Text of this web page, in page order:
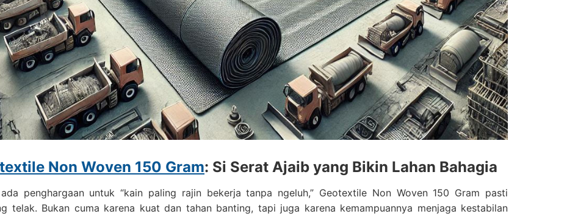
Non Woven 150 Gram: Si Serat Ajaib yang Bikin Lahan Bahagia
penghargaan untuk “kain paling rajin bekerja tanpa ngeluh,” Geotextile Non Woven 150 Gram pasti
telak. Bukan cuma karena kuat dan tahan banting, tapi juga karena kemampuannya menjaga kestabilan